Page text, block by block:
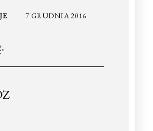
7 GRUDNIA 2016